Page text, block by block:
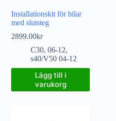
Installationskit för bilar
med slutsteg
2899.00kr
C30,06-12,
s40/V50 04-12
Lägg till i
varukorg